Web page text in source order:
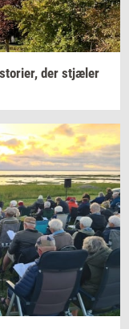
der stjæ­ler